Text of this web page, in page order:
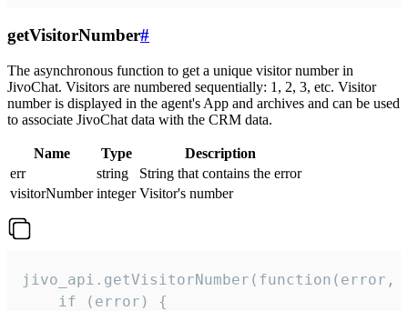
getVisitorNumber#
The asynchronous function to get a unique visitor number in
JivoChat. Visitors are numbered sequentially: 1, 2, 3, etc. Visitor
number is displayed in the agent's App and archives and can be used
to associate JivoChat data with the CRM data.
Name Type
Description
err
string
String that contains the error
visitorNumber integer Visitor's number
jivo_api.getVisitorNumber(function(error,
    if (error) {